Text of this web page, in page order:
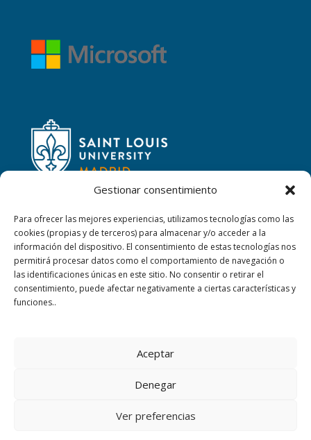
Gestionar consentimiento
Para ofrecer las mejores experiencias, utilizamos tecnologías como las
cookies (propias y de terceros) para almacenar y/o acceder a la
información del dispositivo. El consentimiento de estas tecnologías nos
permitirá procesar datos como el comportamiento de navegación o
las identificaciones únicas en este sitio. No consentir o retirar el
consentimiento, puede afectar negativamente a ciertas características y
funciones..
Aceptar
Denegar
Ver preferencias
CONTACTAR
Calle San Ignacio, 2,
06220 Villafranca de los Barros (Badajoz)
sanjosevillafranca@fundacionloyola.es